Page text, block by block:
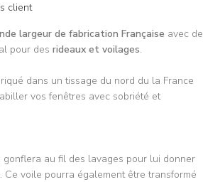
client
largeur de fabrication Française avec de
pour des rideaux et voilages.
dans un tissage du nord du la France
vos fenêtres avec sobriété et
gonflera au fil des lavages pour lui donner
Ce voile pourra également être transformé